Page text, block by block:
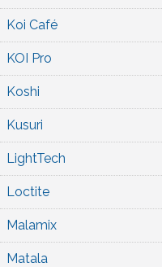
Koi Café
KOI Pro
Koshi
Kusuri
LightTech
Loctite
Malamix
Matala